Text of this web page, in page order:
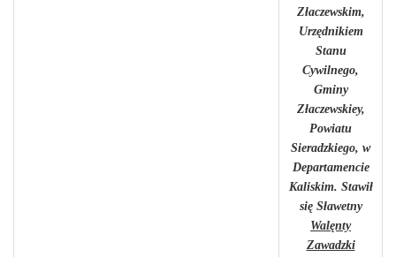
Złaczewskim,
Urzędnikiem
Stanu
Cywilnego,
Gminy
Złaczewskiey,
Powiatu
Sieradzkiego, w
Departamencie
Kaliskim. Stawił
się Sławetny
Walęnty
Zawadzki